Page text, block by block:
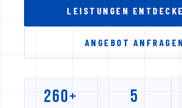
LEISTUNGEN
ANGEBOT ANFRAGEN
260+ 5